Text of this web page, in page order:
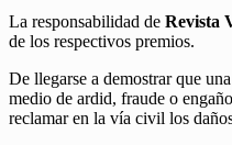
La responsabilidad de Revista
de los respectivos premios.
De llegarse a demostrar que
medio de ardid, fraude o
reclamar en la vía civil los